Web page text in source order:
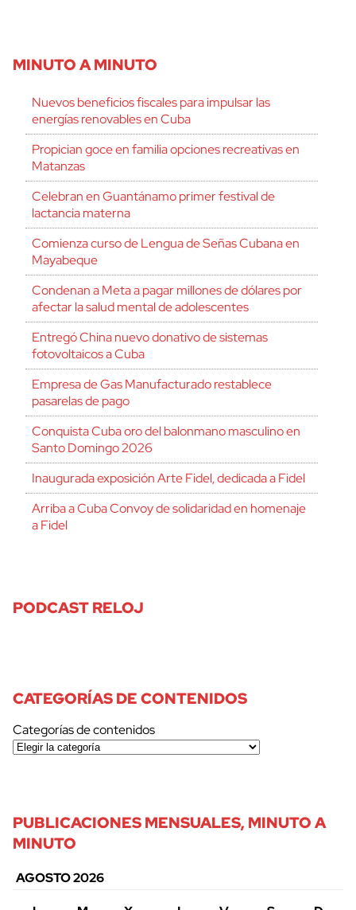
MINUTO A MINUTO
Nuevos beneficios fiscales para impulsar las
energías renovables en Cuba
Propician goce en familia opciones recreativas en
Matanzas
Celebran en Guantánamo primer festival de
lactancia materna
Comienza curso de Lengua de Señas Cubana en
Mayabeque
Condenan a Meta a pagar millones de dólares por
afectar la salud mental de adolescentes
Entregó China nuevo donativo de sistemas
fotovoltaicos a Cuba
Empresa de Gas Manufacturado restablece
pasarelas de pago
Conquista Cuba oro del balonmano masculino en
Santo Domingo 2026
Inaugurada exposición Arte Fidel, dedicada a Fidel
Arriba a Cuba Convoy de solidaridad en homenaje
a Fidel
PODCAST RELOJ
CATEGORÍAS DE CONTENIDOS
Categorías de contenidos
PUBLICACIONES MENSUALES, MINUTO A
MINUTO
AGOSTO 2026